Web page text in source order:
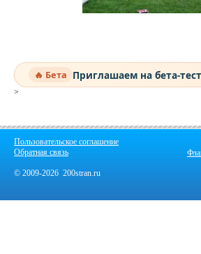
🔥 Бета Приглашаем на бета-
>
Пользовательское соглашение
Обратная связь
© 2009-2026 200stran.ru